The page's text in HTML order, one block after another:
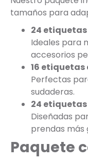
tamaños para
24
Ideales para
accesorios
16
Perfectas
sudaderas.
24
Diseñadas
prendas más
Paquete